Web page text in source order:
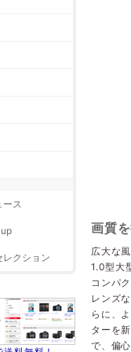
画質
広大な
1.0型大
コンパ
レンズ
らに、
ターを
で、偏
ース
クション